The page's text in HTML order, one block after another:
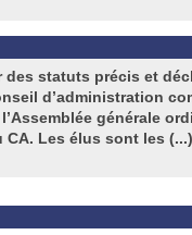
des statuts précis et
d’administration
générale
CA. Les élus sont les (...)